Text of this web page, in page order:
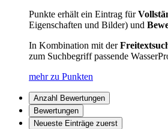
Punkte erhält ein Eintrag für
Eigenschaften und Bilder) und
In Kombination mit der
zum Suchbegriff passende
mehr zu Punkten
Anzahl Bewertungen
Bewertungen
Neueste Einträge zuerst